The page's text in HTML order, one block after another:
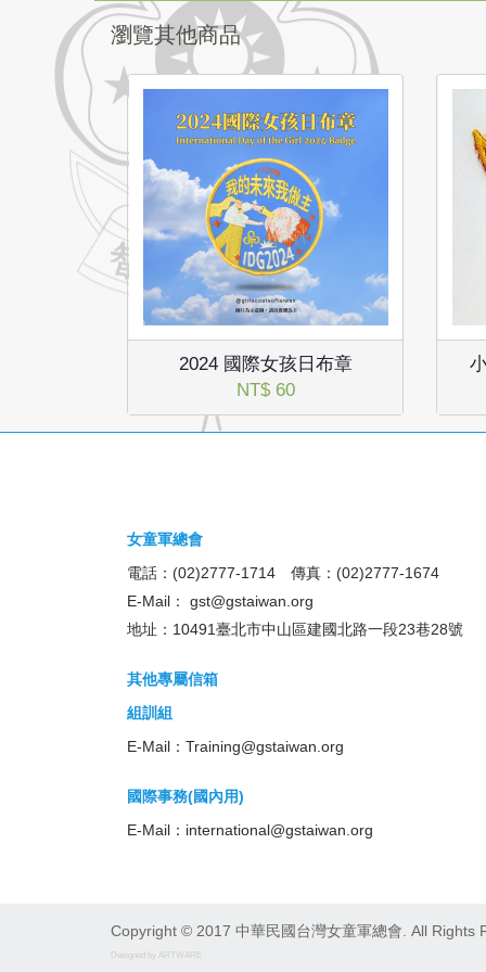
瀏覽其他商品
2024 國際女孩日布章
NT$ 60
女童軍總會
電話：(02)2777-1714 傳真：(02)2777-1674
E-Mail： gst@gstaiwan.org
地址：10491臺北市中山區建國北路一段23巷28號
其他專屬信箱
組訓組
E-Mail： Training@gstaiwan.org
國際事務(國內用)
E-Mail： international@gstaiwan.org
Copyright © 2017 中華民國台灣女童軍總會. All Rights
Designed by ARTWARE